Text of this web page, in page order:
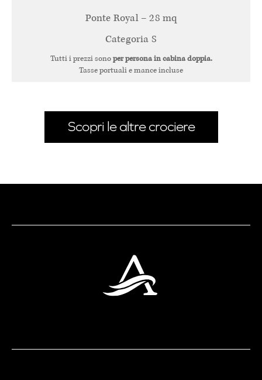
Ponte Royal – 28 mq
Categoria S
Tutti i prezzi sonoper persona in cabina doppia.
Tasse portuali e mance incluse
Scopri le altre crociere